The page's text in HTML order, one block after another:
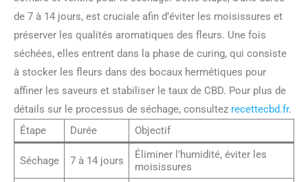
de 7 à 14 jours, est cruciale afin d’éviter les moisissures et
préserver les qualités aromatiques des fleurs. Une fois
séchées, elles entrent dans la phase de curing, qui consiste
à stocker les fleurs dans des bocaux hermétiques pour
affiner les saveurs et stabiliser le taux de CBD. Pour plus de
détails sur le processus de séchage, consultez recettecbd.fr.
Étape
Durée Objectif
Séchage 7 à 14 jours
Éliminer l’humidité, éviter les
moisissures